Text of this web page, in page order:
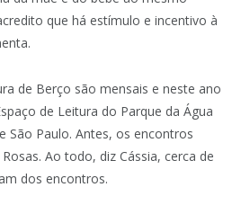
que há estímulo e incentivo à
de Berço são mensais e neste ano
de Leitura do Parque da Água
São Paulo. Antes, os encontros
Ao todo, diz Cássia, cerca de
dos encontros.